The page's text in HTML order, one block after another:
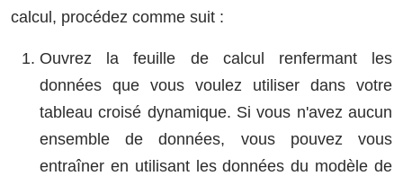
calcul, procédez comme suit :
Ouvrez la feuille de calcul renfermant les
données que vous voulez utiliser dans votre
tableau croisé dynamique. Si vous n'avez aucun
ensemble de données, vous pouvez vous
entraîner en utilisant les données du modèle de